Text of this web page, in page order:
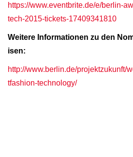
https://www.eventbrite.de/e/berlin-
tech-2015-tickets-17409341810
Weitere Informationen zu den
isen:
http://www.berlin.de/projektzukunft/
tfashion-technology/